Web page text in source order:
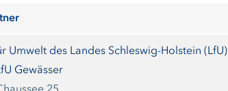
Umwelt des Landes Schleswig-Holstein (LfU)
Gewässer